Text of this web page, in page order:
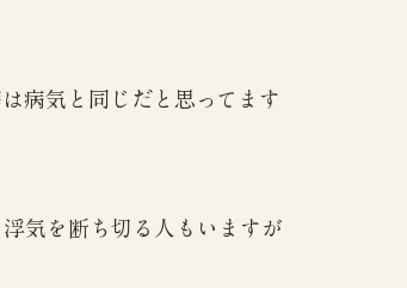
病気と同じだと思ってます
気を断ち切る人もいますが